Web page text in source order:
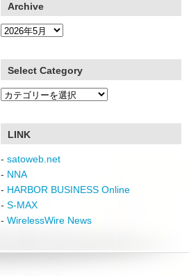
Archive
Archive
Select Category
Select
LINK
- satoweb.net
- NNA
- HARBOR BUSINESS Online
- S-MAX
- WirelessWire News